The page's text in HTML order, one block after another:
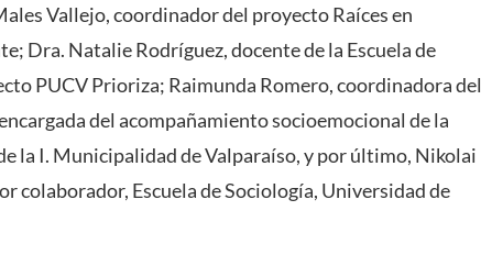
Vallejo, coordinador del proyecto Raíces en
Dra. Natalie Rodríguez, docente de la Escuela de
PUCV Prioriza; Raimunda Romero, coordinadora del
del acompañamiento socioemocional de la
la I. Municipalidad de Valparaíso, y por último, Nikolai
colaborador, Escuela de Sociología, Universidad de